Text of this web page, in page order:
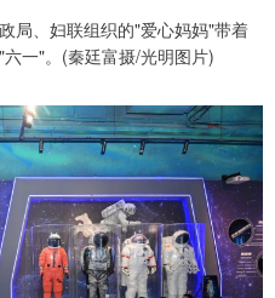
局、妇联组织的"爱心妈妈"带着
一"。(秦廷富摄/光明图片)